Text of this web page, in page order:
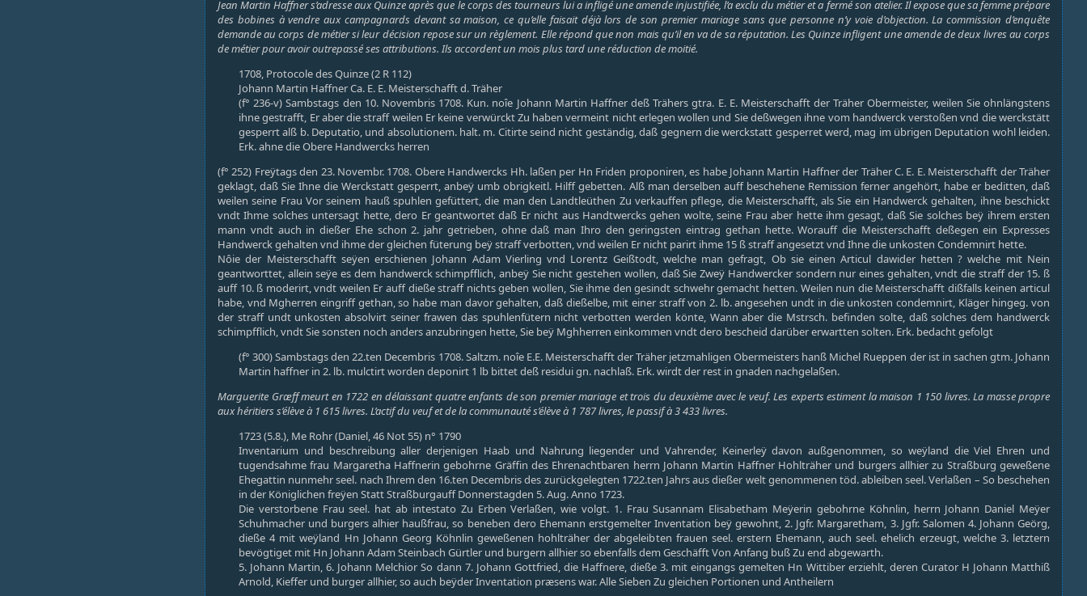
Jean Martin Haffner s’adresse aux Quinze après que le corps des tourneurs lui a infligé une amende injustifiée, l’a exclu du métier et a fermé son atelier. Il expose que sa femme prépare
des bobines à vendre aux campagnards devant sa maison, ce qu’elle faisait déjà lors de son premier mariage sans que personne n’y voie d’objection. La commission d’enquête
demande au corps de métier si leur décision repose sur un règlement. Elle répond que non mais qu’il en va de sa réputation. Les Quinze infligent une amende de deux livres au corps
de métier pour avoir outrepassé ses attributions. Ils accordent un mois plus tard une réduction de moitié.
1708, Protocole des Quinze (2 R 112)
Johann Martin Haffner Ca. E. E. Meisterschafft d. Träher
(f° 236-v) Sambstags den 10. Novembris 1708. Kun. noîe Johann Martin Haffner deß Trähers gtra. E. E. Meisterschafft der Träher Obermeister, weilen Sie ohnlängstens
ihne gestrafft, Er aber die straff weilen Er keine verwürckt Zu haben vermeint nicht erlegen wollen und Sie deßwegen ihne vom handwerck verstoßen vnd die werckstätt
gesperrt alß b. Deputatio, und absolutionem. halt. m. Citirte seind nicht geständig, daß gegnern die werckstatt gesperret werd, mag im übrigen Deputation wohl leiden.
Erk. ahne die Obere Handwercks herren
(f° 252) Freÿtags den 23. Novembr. 1708. Obere Handwercks Hh. laßen per Hn Friden proponiren, es habe Johann Martin Haffner der Träher C. E. E. Meisterschafft der Träher
geklagt, daß Sie Ihne die Werckstatt gesperrt, anbeÿ umb obrigkeitl. Hilff gebetten. Alß man derselben auff beschehene Remission ferner angehört, habe er beditten, daß
weilen seine Frau Vor seinem hauß spuhlen gefüttert, die man den Landtleüthen Zu verkauffen pflege, die Meisterschafft, als Sie ein Handwerck gehalten, ihne beschickt
vndt Ihme solches untersagt hette, dero Er geantwortet daß Er nicht aus Handtwercks gehen wolte, seine Frau aber hette ihm gesagt, daß Sie solches beÿ ihrem ersten
mann vndt auch in dießer Ehe schon 2. jahr getrieben, ohne daß man Ihro den geringsten eintrag gethan hette. Worauff die Meisterschafft deßegen ein Expresses
Handwerck gehalten vnd ihme der gleichen füterung beÿ straff verbotten, vnd weilen Er nicht parirt ihme 15 ß straff angesetzt vnd Ihne die unkosten Condemnirt hette.
Nôie der Meisterschafft seÿen erschienen Johann Adam Vierling vnd Lorentz Geißtodt, welche man gefragt, Ob sie einen Articul dawider hetten ? welche mit Nein
geantworttet, allein seÿe es dem handwerck schimpfflich, anbeÿ Sie nicht gestehen wollen, daß Sie Zweÿ Handwercker sondern nur eines gehalten, vndt die straff der 15. ß
auff 10. ß moderirt, vndt weilen Er auff dieße straff nichts geben wollen, Sie ihme den gesindt schwehr gemacht hetten. Weilen nun die Meisterschafft dißfalls keinen articul
habe, vnd Mgherren eingriff gethan, so habe man davor gehalten, daß dießelbe, mit einer straff von 2. lb. angesehen undt in die unkosten condemnirt, Kläger hingeg. von
der straff undt unkosten absolvirt seiner frawen das spuhlenfütern nicht verbotten werden könte, Wann aber die Mstrsch. befinden solte, daß solches dem handwerck
schimpfflich, vndt Sie sonsten noch anders anzubringen hette, Sie beÿ Mghherren einkommen vndt dero bescheid darüber erwartten solten. Erk. bedacht gefolgt
(f° 300) Sambstags den 22.ten Decembris 1708. Saltzm. noîe E.E. Meisterschafft der Träher jetzmahligen Obermeisters hanß Michel Rueppen der ist in sachen gtm. Johann
Martin haffner in 2. lb. mulctirt worden deponirt 1 lb bittet deß residui gn. nachlaß. Erk. wirdt der rest in gnaden nachgelaßen.
Marguerite Græff meurt en 1722 en délaissant quatre enfants de son premier mariage et trois du deuxième avec le veuf. Les experts estiment la maison 1 150 livres. La masse propre
aux héritiers s’élève à 1 615 livres. L’actif du veuf et de la communauté s’élève à 1 787 livres, le passif à 3 433 livres.
1723 (5.8.), Me Rohr (Daniel, 46 Not 55) n° 1790
Inventarium und beschreibung aller derjenigen Haab und Nahrung liegender und Vahrender, Keinerleÿ davon außgenommen, so weÿland die Viel Ehren und
tugendsahme frau Margaretha Haffnerin gebohrne Gräffin des Ehrenachtbaren herrn Johann Martin Haffner Hohlträher und burgers allhier zu Straßburg geweßene
Ehegattin nunmehr seel. nach Ihrem den 16.ten Decembris des zurückgelegten 1722.ten Jahrs aus dießer welt genommenen töd. ableiben seel. Verlaßen – So beschehen
in der Königlichen freÿen Statt Straßburgauff Donnerstagden 5. Aug. Anno 1723.
Die verstorbene Frau seel. hat ab intestato Zu Erben Verlaßen, wie volgt. 1. Frau Susannam Elisabetham Meÿerin gebohrne Köhnlin, herrn Johann Daniel Meÿer
Schuhmacher und burgers alhier haußfrau, so beneben dero Ehemann erstgemelter Inventation beÿ gewohnt, 2. Jgfr. Margaretham, 3. Jgfr. Salomen 4. Johann Geörg,
dieße 4 mit weÿland Hn Johann Georg Köhnlin geweßenen hohlträher der abgeleibten frauen seel. erstern Ehemann, auch seel. ehelich erzeugt, welche 3. letztern
bevögtiget mit Hn Johann Adam Steinbach Gürtler und burgern allhier so ebenfalls dem Geschäfft Von Anfang buß Zu end abgewarth.
5. Johann Martin, 6. Johann Melchior So dann 7. Johann Gottfried, die Haffnere, dieße 3. mit eingangs gemelten Hn Wittiber erziehlt, deren Curator H Johann Matthiß
Arnold, Kieffer und burger allhier, so auch beÿder Inventation præsens war. Alle Sieben Zu gleichen Portionen und Antheilern